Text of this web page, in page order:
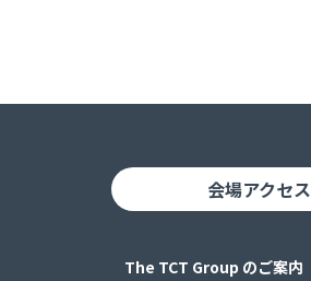
会場アクセス
The TCT Group のご案内